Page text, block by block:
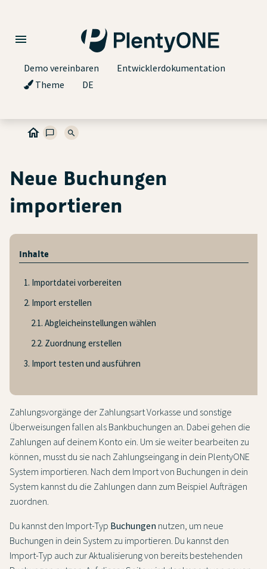
Demo vereinbaren
Entwicklerdokumentation
Theme
DE
Neue Buchungen
importieren
Inhalte
1. Importdatei vorbereiten
2. Import erstellen
2.1. Abgleicheinstellungen wählen
2.2. Zuordnung erstellen
3. Import testen und ausführen
Zahlungsvorgänge der Zahlungsart Vorkasse und sonstige
Überweisungen fallen als Bankbuchungen an. Dabei gehen die
Zahlungen auf deinem Konto ein. Um sie weiter bearbeiten zu
können, musst du sie nach Zahlungseingang in dein PlentyONE
System importieren. Nach dem Import von Buchungen in dein
System kannst du die Zahlungen dann zum Beispiel Aufträgen
zuordnen.
Du kannst den Import-Typ Buchungen nutzen, um neue
Buchungen in dein System zu importieren. Du kannst den
Import-Typ auch zur Aktualisierung von bereits bestehenden